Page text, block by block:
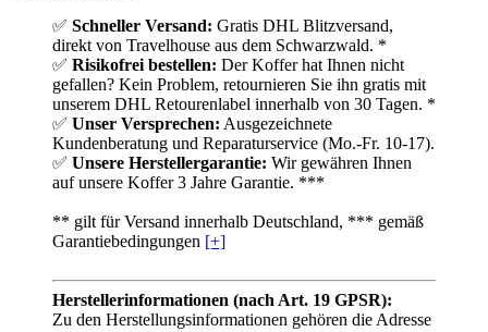
✅ Schneller Versand: Gratis DHL Blitzversand,
direkt von Travelhouse aus dem Schwarzwald. *
✅ Risikofrei bestellen: Der Koffer hat Ihnen nicht
gefallen? Kein Problem, retournieren Sie ihn gratis mit
unserem DHL Retourenlabel innerhalb von 30 Tagen. *
✅ Unser Versprechen: Ausgezeichnete
Kundenberatung und Reparaturservice (Mo.-Fr. 10-17).
✅ Unsere Herstellergarantie: Wir gewähren Ihnen
auf unsere Koffer 3 Jahre Garantie. ***
** gilt für Versand innerhalb Deutschland, *** gemäß
Garantiebedingungen [+]
Herstellerinformationen (nach Art. 19 GPSR):
Zu den Herstellungsinformationen gehören die Adresse